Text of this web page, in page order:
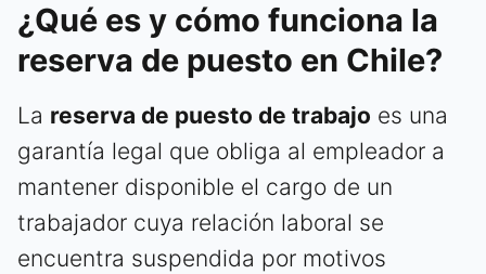
¿Qué es y cómo funciona la
reserva de puesto en Chile?
La reserva de puesto de trabajo es una
garantía legal que obliga al empleador a
mantener disponible el cargo de un
trabajador cuya relación laboral se
encuentra suspendida por motivos